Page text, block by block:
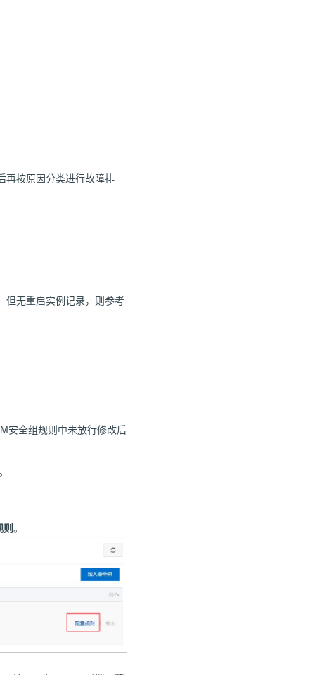
再按原因分类进行故障排
但无重启实例记录，则参考
安全组规则中未放行修改后
则。